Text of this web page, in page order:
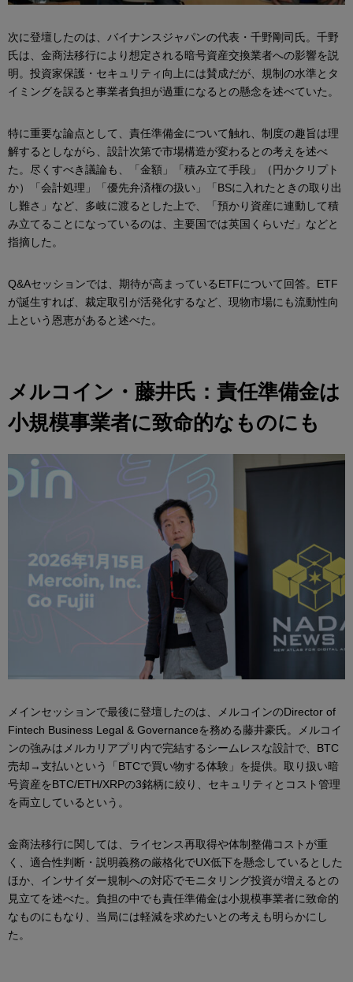
次に登壇したのは、バイナンスジャパンの代表・千野剛司氏。千野
氏は、金商法移行により想定される暗号資産交換業者への影響を説
明。投資家保護・セキュリティ向上には賛成だが、規制の水準とタ
イミングを誤ると事業者負担が過重になるとの懸念を述べていた。
特に重要な論点として、責任準備金について触れ、制度の趣旨は理
解するとしながら、設計次第で市場構造が変わるとの考えを述べ
た。尽くすべき議論も、「金額」「積み立て手段」（円かクリプト
か）「会計処理」「優先弁済権の扱い」「BSに入れたときの取り出
し難さ」など、多岐に渡るとした上で、「預かり資産に連動して積
み立てることになっているのは、主要国では英国くらいだ」などと
指摘した。
Q&Aセッションでは、期待が高まっているETFについて回答。ETF
が誕生すれば、裁定取引が活発化するなど、現物市場にも流動性向
上という恩恵があると述べた。
メルコイン・藤井氏：責任準備金は
小規模事業者に致命的なものにも
メインセッションで最後に登壇したのは、メルコインのDirector of
Fintech Business Legal & Governanceを務める藤井豪氏。メルコイ
ンの強みはメルカリアプリ内で完結するシームレスな設計で、BTC
売却→支払いという「BTCで買い物する体験」を提供。取り扱い暗
号資産をBTC/ETH/XRPの3銘柄に絞り、セキュリティとコスト管理
を両立しているという。
金商法移行に関しては、ライセンス再取得や体制整備コストが重
く、適合性判断・説明義務の厳格化でUX低下を懸念しているとした
ほか、インサイダー規制への対応でモニタリング投資が増えるとの
見立てを述べた。負担の中でも責任準備金は小規模事業者に致命的
なものにもなり、当局には軽減を求めたいとの考えも明らかにし
た。